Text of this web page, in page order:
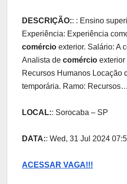
DESCRIÇÃO:: : Ensino
Experiência: Experiência
comércio exterior. Salário: A
Analista de comércio exterior
Recursos Humanos Locação
temporária. Ramo: Recursos…
LOCAL:: Sorocaba – SP
DATA:: Wed, 31 Jul 2024
ACESSAR VAGA!!!